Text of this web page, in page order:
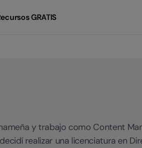
GRATIS
y trabajo como Content
realizar una licenciatura en